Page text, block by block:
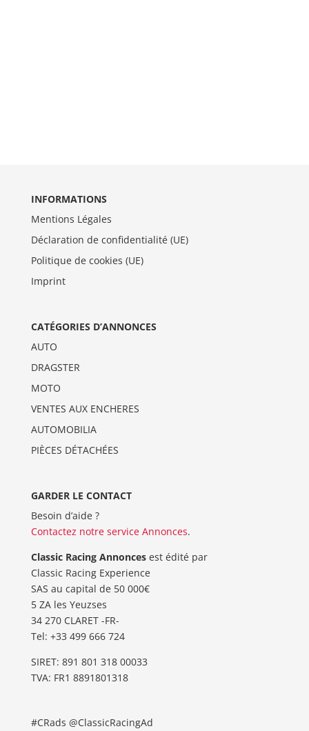
INFORMATIONS
Mentions Légales
Déclaration de confidentialité (UE)
Politique de cookies (UE)
Imprint
CATÉGORIES D’ANNONCES
AUTO
DRAGSTER
MOTO
VENTES AUX ENCHERES
AUTOMOBILIA
PIÈCES DÉTACHÉES
GARDER LE CONTACT
Besoin d’aide ?
Contactez notre service Annonces.
Classic Racing Annoncesest édité par
Classic Racing Experience
SAS au capital de 50 000€
5 ZA les Yeuzses
34 270 CLARET -FR-
Tel: ‭+33 499 666 724‬
SIRET: 891 801 318 00033
TVA: FR1 8891801318
#CRads @ClassicRacingAd